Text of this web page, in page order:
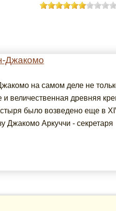
Джакомо
на самом деле не
величественная древняя
было возведено еще в
Джакомо Аркуччи - секретаря